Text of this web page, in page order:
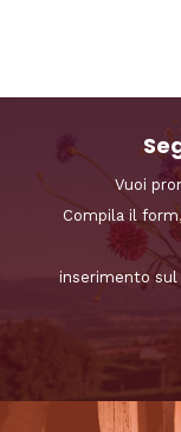
Vuoi
Compila il
inserimento